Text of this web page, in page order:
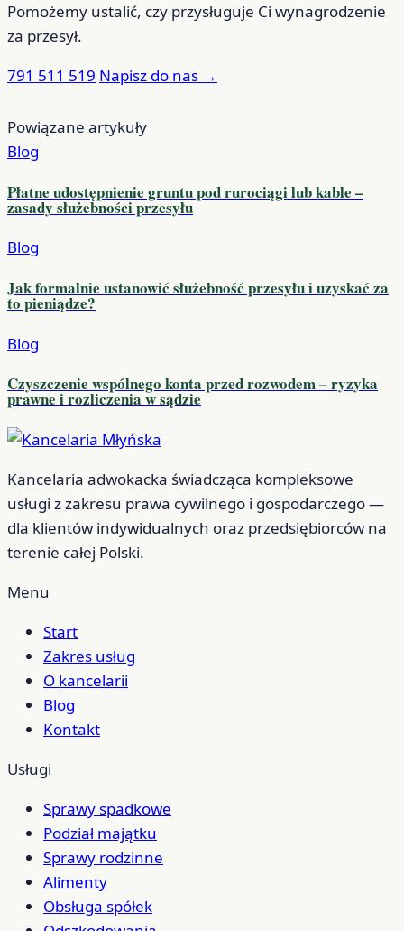
Pomożemy ustalić, czy przysługuje Ci wynagrodzenie
za przesył.
791 511 519 Napisz do nas →
Powiązane artykuły
Blog
Płatne udostępnienie gruntu pod rurociągi lub kable –
zasady służebności przesyłu
Blog
Jak formalnie ustanowić służebność przesyłu i uzyskać za
to pieniądze?
Blog
Czyszczenie wspólnego konta przed rozwodem – ryzyka
prawne i rozliczenia w sądzie
Kancelaria adwokacka świadcząca kompleksowe
usługi z zakresu prawa cywilnego i gospodarczego —
dla klientów indywidualnych oraz przedsiębiorców na
terenie całej Polski.
Menu
Start
Zakres usług
O kancelarii
Blog
Kontakt
Usługi
Sprawy spadkowe
Podział majątku
Sprawy rodzinne
Alimenty
Obsługa spółek